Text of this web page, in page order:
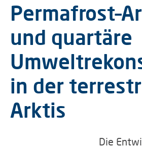
und quartäre
in der
Arktis
Die